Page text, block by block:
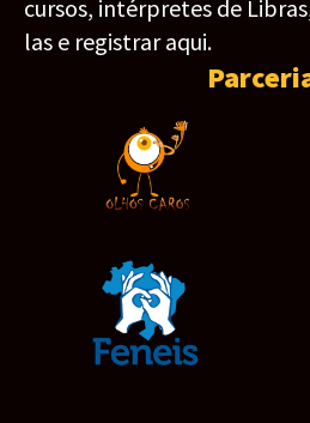
cursos, intérpretes de
las e registrar aqui.